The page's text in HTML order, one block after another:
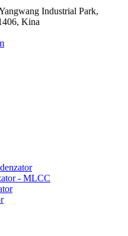
Industrial Park,
Kina
- MLCC